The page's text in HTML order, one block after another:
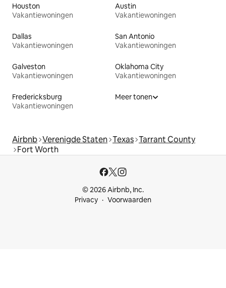
Houston
Vakantiewoningen
Austin
Vakantiewoningen
Dallas
Vakantiewoningen
San Antonio
Vakantiewoningen
Galveston
Vakantiewoningen
Oklahoma City
Vakantiewoningen
Fredericksburg
Vakantiewoningen
Meer tonen
Airbnb Verenigde Staten Texas Tarrant County
Fort Worth
© 2026 Airbnb, Inc.
Privacy
Voorwaarden